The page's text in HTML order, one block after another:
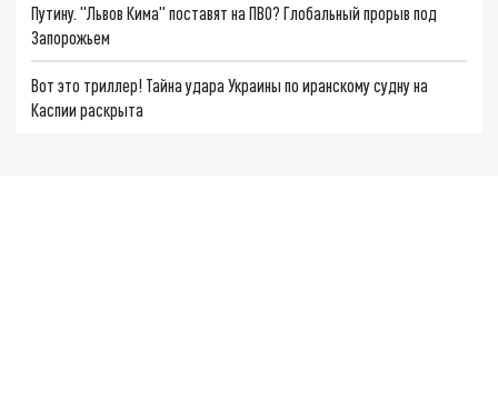
Путину. "Львов Кима" поставят на ПВО? Глобальный прорыв под
Запорожьем
Вот это триллер! Тайна удара Украины по иранскому судну на
Каспии раскрыта